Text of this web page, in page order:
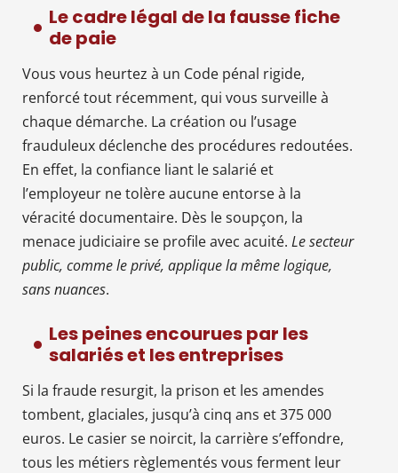
Le cadre légal de la fausse fiche
de paie
Vous vous heurtez à un Code pénal rigide,
renforcé tout récemment, qui vous surveille à
chaque démarche. La création ou l’usage
frauduleux déclenche des procédures redoutées.
En effet, la confiance liant le salarié et
l’employeur ne tolère aucune entorse à la
véracité documentaire. Dès le soupçon, la
menace judiciaire se profile avec acuité. Le secteur
public, comme le privé, applique la même logique,
sans nuances.
Les peines encourues par les
salariés et les entreprises
Si la fraude resurgit, la prison et les amendes
tombent, glaciales, jusqu’à cinq ans et 375 000
euros. Le casier se noircit, la carrière s’effondre,
tous les métiers règlementés vous ferment leur